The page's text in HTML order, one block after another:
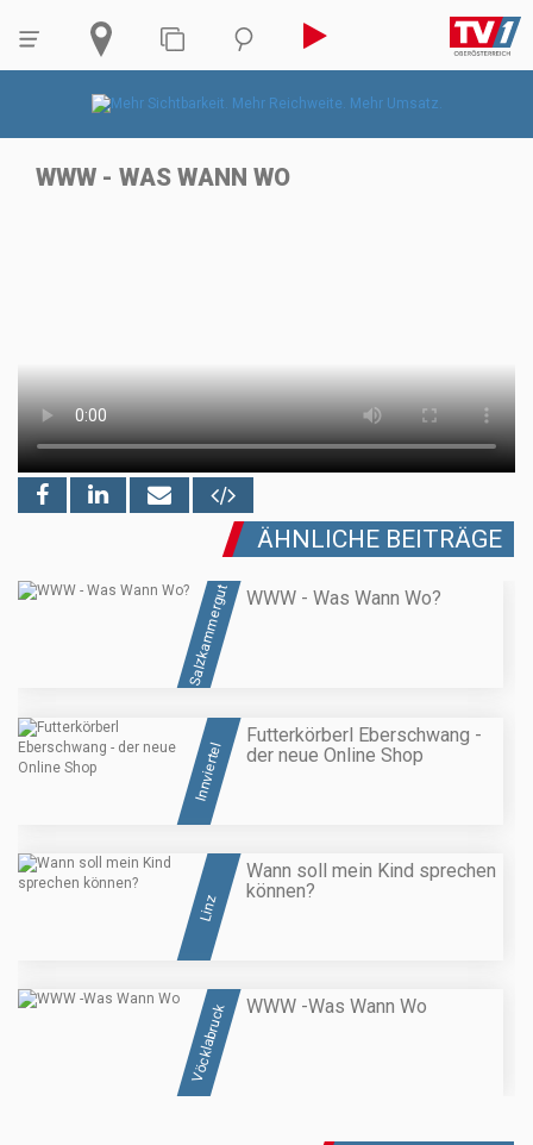
WWW - WAS WANN WO
ÄHNLICHE BEITRÄGE
Salzkammergut WWW - Was Wann Wo?
Innviertel
Futterkörberl Eberschwang -
der neue Online Shop
Linz
Wann soll mein Kind sprechen
können?
Vöcklabruck WWW -Was Wann Wo